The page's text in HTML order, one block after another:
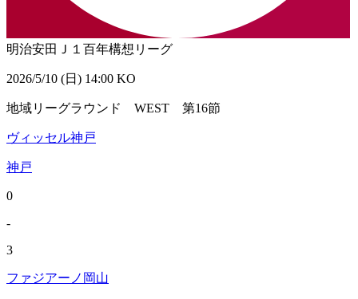
明治安田Ｊ１百年構想リーグ
2026/5/10 (日) 14:00 KO
地域リーグラウンド WEST 第16節
ヴィッセル神戸
神戸
0
-
3
ファジアーノ岡山